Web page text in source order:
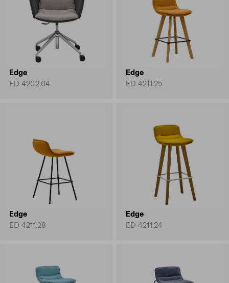
Edge
ED 4202.04
Edge
ED 4211.25
Edge
ED 4211.28
Edge
ED 4211.24